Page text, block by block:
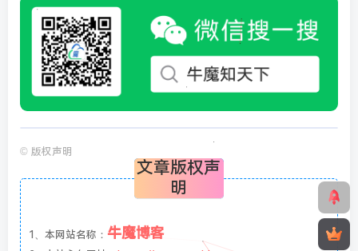
© 版权声明
文章版权声
明
1、本网站名称： 牛魔博客